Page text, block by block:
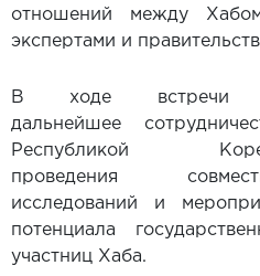
отношений между
экспертами и
В ходе встречи
дальнейшее
Республикой
проведения
исследований и
потенциала
участниц Хаба.